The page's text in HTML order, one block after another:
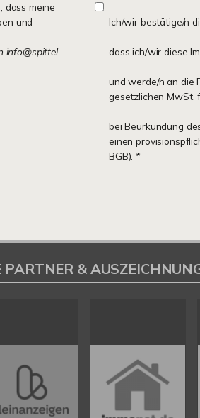
dass meine
und
info@spittel-
Ich/wir bestätige/n
dass ich/wir diese
und werde/n an die
gesetzlichen MwSt.
bei Beurkundung
einen
BGB). *
PARTNER &